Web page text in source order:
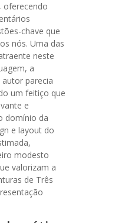
oferecendo
chave que
nós. Uma das
neste
a
parecia
um feitiço que
e
domínio da
e layout do
modesto
valorizam a
de Três